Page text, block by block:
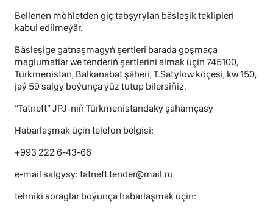
Bellenen möhletden giç tabşyrylan bäsleşik teklipleri
kabul edilmeýär.
Bäsleşige gatnaşmagyň şertleri barada goşmaça
maglumatlar we tenderiň şertlerini almak üçin 745100,
Türkmenistan, Balkanabat şäheri, T.Satylow köçesi, kw 150,
jaý 59 salgy boýunça ýüz tutup bilersiňiz.
“Tatneft” JPJ-niň Türkmenistandaky şahamçasy
Habarlaşmak üçin telefon belgisi:
+993 222 6-43-66
e-mail salgysy: tatneft.tender@mail.ru
tehniki soraglar boýunça habarlaşmak üçin: